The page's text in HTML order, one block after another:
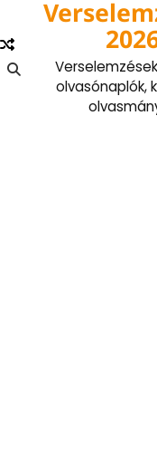
content
olvasónaplók,